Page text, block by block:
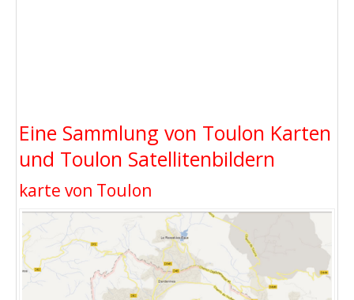
Eine Sammlung von Toulon Karten
und Toulon Satellitenbildern
karte von Toulon